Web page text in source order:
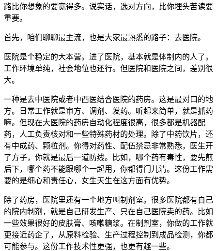
路比你想象的要宽得多。说实话，选对方向，比你埋头苦读要
重要。
首先，咱们聊聊最主流，也是大家最熟悉的路子：去医院。
医院是个稳定的大本营。进了医院，基本就是体制内的人了。
工作环境单纯，社会地位也还行。但医院和医院之间，差别很
大。
一种是去中医院或者中西医结合医院的药房。这是最对口的地
方。日常工作就是审方、调剂、发药。听起来简单，就是抓药
嘛。但现在大医院的药房自动化程度很高，很多都是机器配
药，人工负责核对和一些特殊药材的处理。除了中药饮片，还
有中成药、颗粒剂。你得对药性、配伍禁忌非常熟悉，医生开
了方子，你就是最后一道防线。比如，哪个药有毒性，要先煎
后下，哪个药不能跟哪个一起用，你都得门儿清。这份工作需
要的是细心和责任心，女生天生在这方面有优势。
除了药房，医院里还有一个地方叫制剂室。很多医院都有自己
的院内制剂，就是自己研发生产、只在自己医院卖的药。比如
一些效果很好的皮肤膏、咳嗽糖浆。在制剂室，你做的工作就
更接近药企了，从原料检验、生产过程控制到成品检测，你都
可能参与。这份工作技术性更强，也更有趣一些。